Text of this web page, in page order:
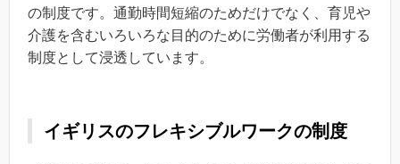
の制度です。通勤時間短縮のためだけでなく、育児や
介護を含むいろいろな目的のために労働者が利用する
制度として浸透しています。
イギリスのフレキシブルワークの制度